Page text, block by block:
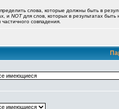
слова, которые должны быть в
и NOTдля слов, которых в результатах
совпадения.